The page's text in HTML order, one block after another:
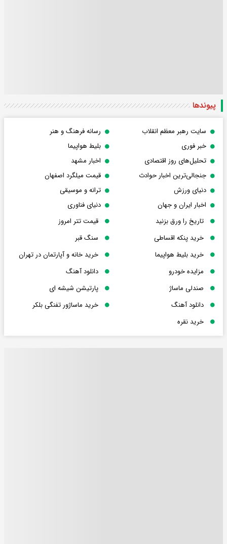
پیوندها
سایت رهبر معظم انقلاب
رسانه فرهنگ و هنر
خبر فوری
بلیط هواپیما
تحلیل‌های روز اقتصادی
اخبار مشهد
جنجالی‌ترین اخبار حوادث
قیمت میلگرد اصفهان
دنیای ورزش
ترانه و موسیقی
اخبار ایران و جهان
دنیای فناوری
تاریخ را ورق بزنید
قیمت تتر امروز
خرید پنکه اقساطی
سنگ قبر
خرید بلیط هواپیما
خرید خانه و آپارتمان در تهران
مزایده خودرو
دانلود آهنگ
صندلی ماساژ
پارتیشن شیشه ای
دانلود آهنگ
خرید ماساژور تفنگی بلکر
خرید نقره